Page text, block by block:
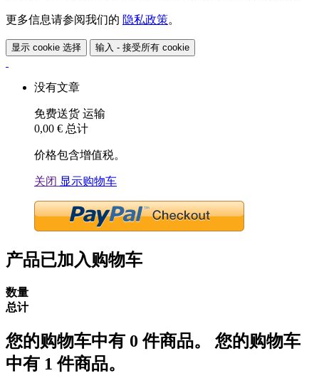
更多信息请参阅我们的 隐私政策。
显示 cookie 选择 输入 - 接受所有 cookie
没有文章
免费送货 运输
0,00 € 总计
价格包含增值税。
关闭 显示购物车
产品已加入购物车
数量
总计
您的购物车中有 0 件商品。 您的购物车
中有 1 件商品。